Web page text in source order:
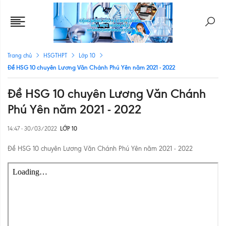
Trang chủ HSGTHPT Lớp 10
Đề HSG 10 chuyên Lương Văn Chánh Phú Yên năm 2021 - 2022
Đề HSG 10 chuyên Lương Văn Chánh
Phú Yên năm 2021 - 2022
14:47 - 30/03/2022 LỚP 10
Đề HSG 10 chuyên Lương Văn Chánh Phú Yên năm 2021 - 2022